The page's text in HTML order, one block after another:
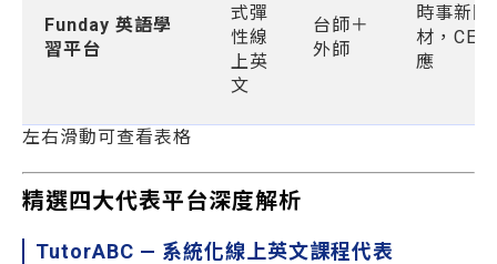
Funday 英語學
習平台
式彈
性線
上英
文
台師＋
外師
時事新聞
材，
應
左右滑動可查看表格
精選四大代表平台深度解析
TutorABC — 系統化線上英文課程代表